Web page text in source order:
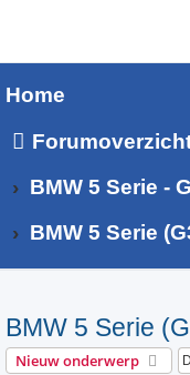
Home
BMW 5 Serie -
BMW 5 Serie
BMW 5 Serie
Nieuw onderwerp